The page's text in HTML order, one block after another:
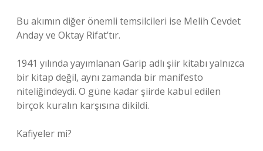
Bu akımın diğer önemli temsilcileri ise Melih Cevdet
Anday ve Oktay Rifat’tır.
1941 yılında yayımlanan Garip adlı şiir kitabı yalnızca
bir kitap değil, aynı zamanda bir manifesto
niteliğindeydi. O güne kadar şiirde kabul edilen
birçok kuralın karşısına dikildi.
Kafiyeler mi?